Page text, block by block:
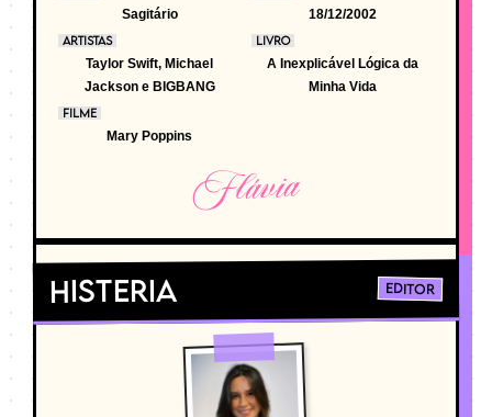
Sagitário 18/12/2002
ARTISTAS
Taylor Swift, Michael
Jackson e BIGBANG
LIVRO
A Inexplicável Lógica da
Minha Vida
FILME
Mary Poppins
Flávia
Histeria Editor